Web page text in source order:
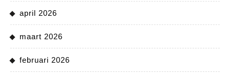
april 2026
maart 2026
februari 2026